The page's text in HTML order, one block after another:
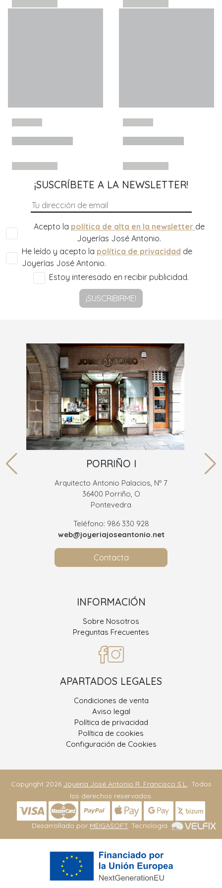
¡SUSCRÍBETE A LA NEWSLETTER!
Acepto la política de alta en la newsletter de
Joyerías José Antonio.
He leído y acepto la política de privacidad de
Joyerías José Antonio.
Estoy interesado en recibir publicidad.
¡SUSCRIBIRME!
PORRIÑO I
Arquitecto Antonio Palacios, Nº 7
36400 Porriño, O
Pontevedra
Teléfono: 986 330 928
web@joyeriajoseantonio.net
Contacta
INFORMACIÓN
Sobre Nosotros
Preguntas Frecuentes
APARTADOS LEGALES
Condiciones de venta
Aviso legal
Política de privacidad
Política de cookies
Configuración de Cookies
Copyright 2026 Joyeria José Antonio R. Francisco S.L.. Todos
los derechos reservados.
Desarrollado por MEIGASOFT . Tecnología